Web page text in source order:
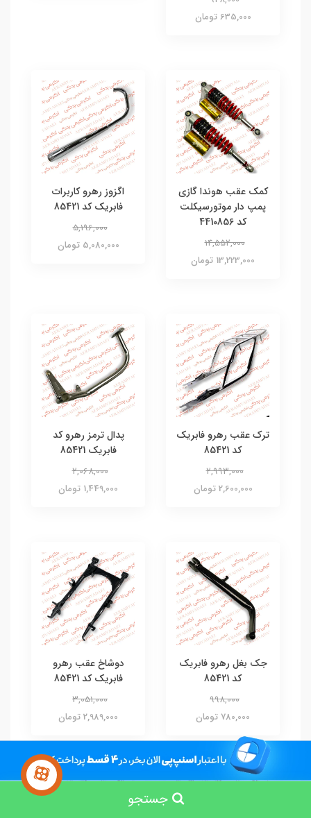
635,000 تومان
کمک عقب هوندا گازی
پمپ دار موتورسیکلت
کد 4410856
14,552,000
13,223,000 تومان
اگزوز رهرو کاربرات
فابریک کد 85421
5,196,000
5,080,000 تومان
ترک عقب رهرو فابریک
کد 85421
2,993,000
2,600,000 تومان
پدال ترمز رهرو کد
فابریک 85421
2,068,000
1,449,000 تومان
جک بغل رهرو فابریک
کد 85421
998,000
780,000 تومان
دوشاخ عقب رهرو
فابریک کد 85421
3,051,000
2,989,000 تومان
جستجو